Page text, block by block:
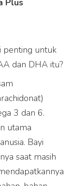
Plus
penting untuk
dan DHA itu?
3 dan 6.
utama
Bayi
saat masih